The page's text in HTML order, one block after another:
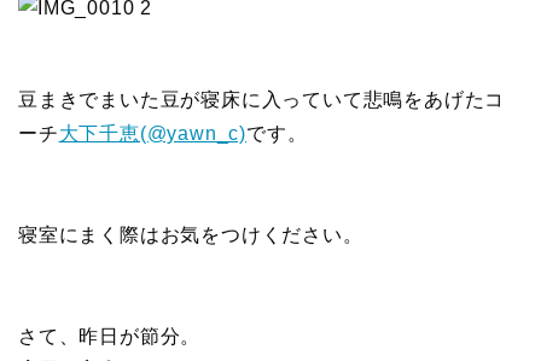
豆まきでまいた豆が寝床に入っていて悲鳴をあげたコ
ーチ大下千恵(@yawn_c)です。
寝室にまく際はお気をつけください。
さて、昨日が節分。